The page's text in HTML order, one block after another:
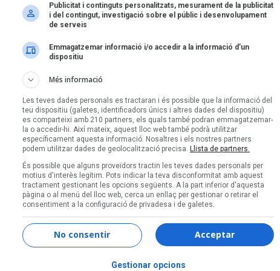
Publicitat i continguts personalitzats, mesurament de la publicitat
i del contingut, investigació sobre el públic i desenvolupament
de serveis
Emmagatzemar informació i/o accedir a la informació d’un
dispositiu
Més informació
Les teves dades personals es tractaran i és possible que la informació del
teu dispositiu (galetes, identificadors únics i altres dades del dispositiu)
es comparteixi amb 210 partners, els quals també podran emmagatzemar-
la o accedir-hi. Així mateix, aquest lloc web també podrà utilitzar
específicament aquesta informació. Nosaltres i els nostres partners
podem utilitzar dades de geolocalització precisa. Llista de partners.
És possible que alguns proveïdors tractin les teves dades personals per
motius d'interès legítim. Pots indicar la teva disconformitat amb aquest
tractament gestionant les opcions següents. A la part inferior d'aquesta
pàgina o al menú del lloc web, cerca un enllaç per gestionar o retirar el
consentiment a la configuració de privadesa i de galetes.
Acceptar
No consentir
Gestionar opcions